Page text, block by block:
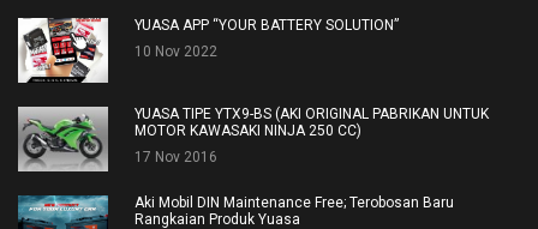
YUASA APP “YOUR BATTERY SOLUTION”
10 Nov 2022
YUASA TIPE YTX9-BS (AKI ORIGINAL PABRIKAN UNTUK
MOTOR KAWASAKI NINJA 250 CC)
17 Nov 2016
Aki Mobil DIN Maintenance Free; Terobosan Baru
Rangkaian Produk Yuasa